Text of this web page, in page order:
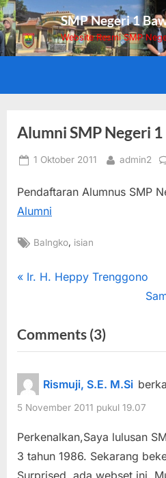
Skip
to
content
SMP Negeri 1
Website Resmi SMP
Alumni SMP Negeri
Posted
1 Oktober 2011 By
admin2
Pendaftaran Alumnus SMP
Alumni
Tags:
Balngko, isian
Navigasi
P
v
i
o
u
s
Ir. H. Heppy Trenggono
N
t
o
s
Comments (3)on
“Alumni
Bawang”
Rismuji, S.E. M.Si
5 November 2011 pukul 19.07
Perkenalkan,Saya lulusan
3 tahun 1986. Sekarang